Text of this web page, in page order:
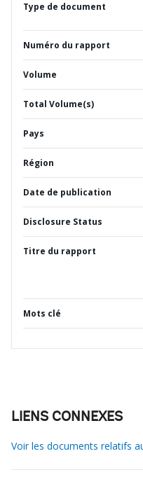
Type de document
Numéro du rapport
Volume
Total Volume(s)
Pays
Région
Date de publication
Disclosure Status
Titre du rapport
Mots clé
LIENS CONNEXES
Voir les documents relatifs